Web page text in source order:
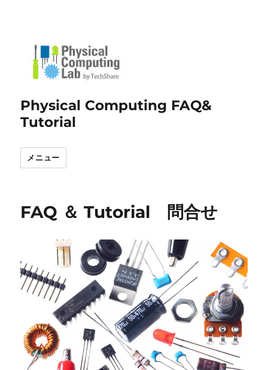
Physical Computing FAQ&
Tutorial
メニュー
FAQ ＆ Tutorial 問合せ